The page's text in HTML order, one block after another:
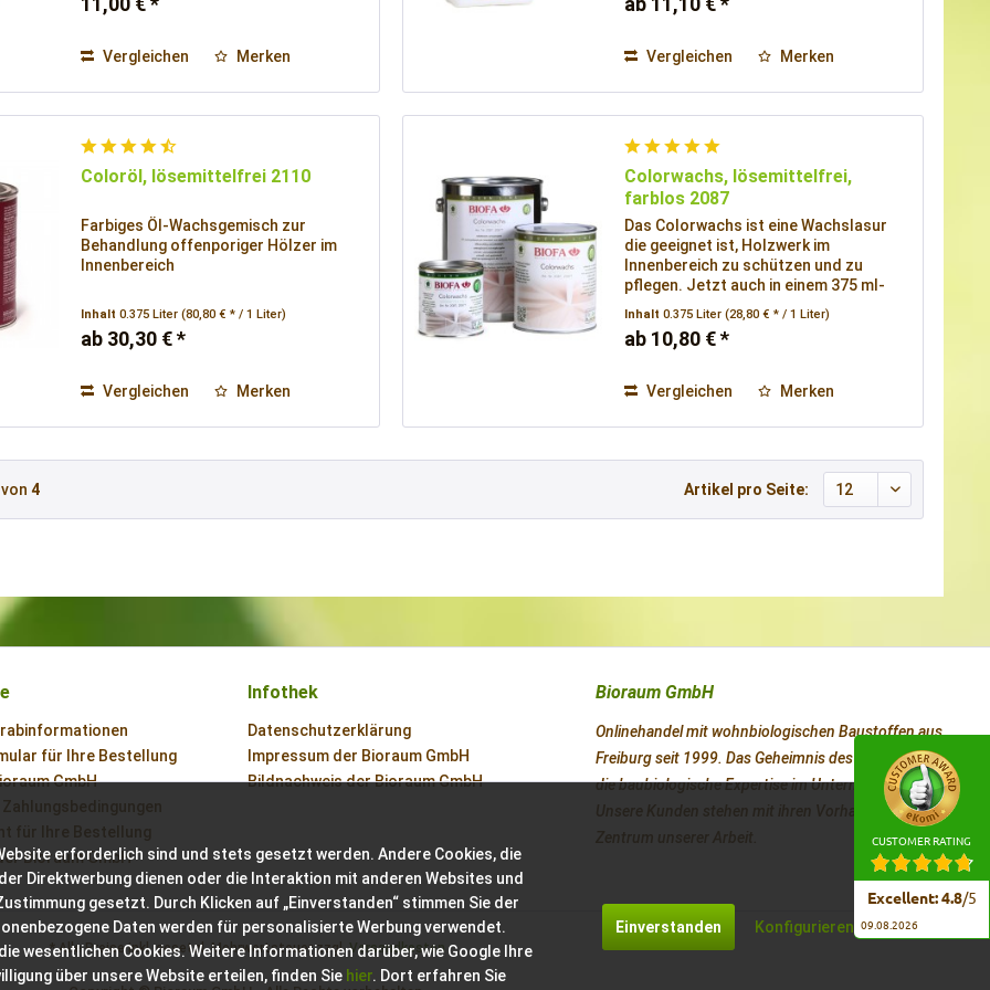
Vergleichen Merken Vergleichen Merken
Coloröl, lösemittelfrei 2110
Farbiges Öl-Wachsgemisch zur
Behandlung offenporiger Hölzer im
Innenbereich
Inhalt0.375 Liter(80,80 € * / 1 Liter)
ab 30,30 € *
Vergleichen Merken
Colorwachs, lösemittelfrei,
farblos 2087
Das Colorwachs ist eine Wachslasur
die geeignet ist, Holzwerk im
Innenbereich zu schützen und zu
pflegen. Jetzt auch in einem 375 ml-
Inhalt0.375 Liter(28,80 € * / 1 Liter)
ab 10,80 € *
Vergleichen Merken
von 4 Artikel pro Seite:
für Ihre Bestellung
GmbH
für Ihre Bestellung
Bioraum GmbH
Infothek
Datenschutzerklärung
Impressum der Bioraum GmbH
Bildnachweis der Bioraum GmbH
Bioraum GmbH
Onlinehandel mit wohnbiologischen Baustoffen aus
Freiburg seit 1999. Das Geheimnis des Erfolges ist
die baubiologische Expertise im Unternehmen.
Unsere Kunden stehen mit ihren Vorhaben im
Zentrum unserer Arbeit.
* Alle Preise inkl. gesetzl. Mehrwertsteuer zzgl.Versandkosten
erforderlich sind und stets gesetzt werden. Andere Cookies, die
Direktwerbung dienen oder die Interaktion mit anderen Websites und
gesetzt. Durch Klicken auf „Einverstanden“ stimmen Sie der
Daten werden für personalisierte Werbung verwendet.
wesentlichen Cookies. Weitere Informationen darüber, wie Google Ihre
über unsere Website erteilen, finden Sie hier. Dort erfahren Sie
Einverstanden Konfigurieren
CUSTOMER RATING
Excellent: 4.8/5
09.08.2026